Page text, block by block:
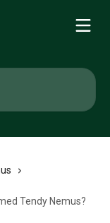
Tendy Nemus?